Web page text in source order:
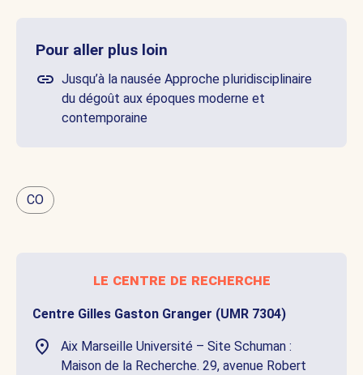
Pour aller plus loin
Jusqu’à la nausée Approche pluridisciplinaire
du dégoût aux époques moderne et
contemporaine
CO
le centre de recherche
Centre Gilles Gaston Granger (UMR 7304)
Aix Marseille Université – Site Schuman :
Maison de la Recherche. 29, avenue Robert